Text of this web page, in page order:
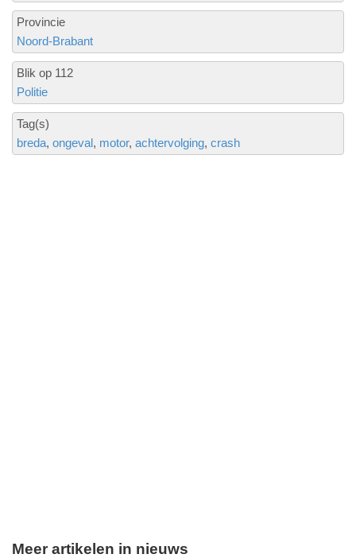
Provincie
Noord-Brabant
Blik op 112
Politie
Tag(s)
breda ongeval motor achtervolging crash
Meer artikelen in nieuws